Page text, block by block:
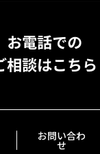
お問い合わ
せ